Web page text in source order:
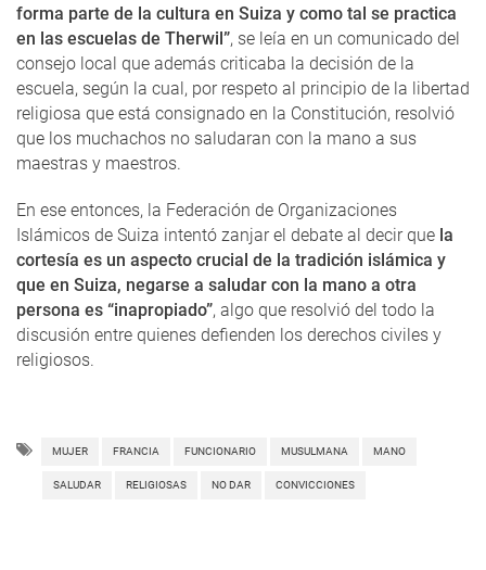
forma parte de la cultura en Suiza y como tal se practica
en las escuelas de Therwil”, se leía en un comunicado del
consejo local que además criticaba la decisión de la
escuela, según la cual, por respeto al principio de la libertad
religiosa que está consignado en la Constitución, resolvió
que los muchachos no saludaran con la mano a sus
maestras y maestros.
En ese entonces, la Federación de Organizaciones
Islámicos de Suiza intentó zanjar el debate al decir que la
cortesía es un aspecto crucial de la tradición islámica y
que en Suiza, negarse a saludar con la mano a otra
persona es “inapropiado”, algo que resolvió del todo la
discusión entre quienes defienden los derechos civiles y
religiosos.
MUJER FRANCIA FUNCIONARIO MUSULMANA MANO
SALUDAR RELIGIOSAS NO DAR CONVICCIONES